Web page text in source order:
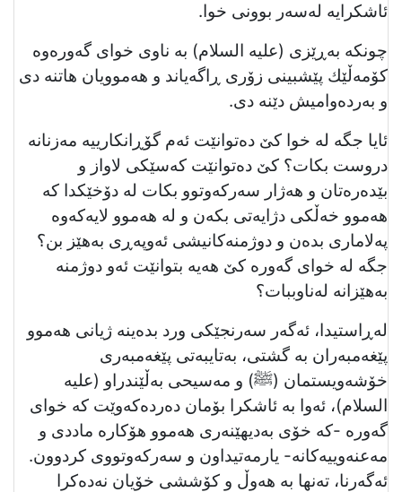
ئاشکرایە لەسەر بوونی خوا.
چونکە بەڕێزی (علیه السلام) بە ناوی خوای گەورەوە
كۆمەڵێك پێشبینی زۆری ڕاگەیاند و هەموویان هاتنە دی
و بەردەوامیش دێنە دی.
ئایا جگە لە خوا کێ دەتوانێت ئەم گۆڕانکارییە مەزنانە
دروست بکات؟ کێ دەتوانێت کەسێکی لاواز و
بێدەرەتان و هەژار سەرکەوتوو بکات لە دۆخێکدا کە
هەموو خەڵکی دژایەتی بکەن و لە هەموو لایەکەوە
پەلاماری بدەن و دوژمنەکانیشی ئەوپەڕی بەهێز بن؟
جگە لە خوای گەورە کێ هەیە بتوانێت ئەو دوژمنە
بەهێزانە لەناوببات؟
لەڕاستیدا، ئەگەر سەرنجێکی ورد بدەینە ژیانی هەموو
پێغەمبەران بە گشتی، بەتایبەتی پێغەمبەری
خۆشەویستمان (ﷺ) و مەسیحی بەڵێندراو (علیه
السلام)، ئەوا بە ئاشکرا بۆمان دەردەکەوێت کە خوای
گەورە -کە خۆی بەدیهێنەری هەموو هۆکارە ماددی و
مەعنەوییەکانە- یارمەتیداون و سەرکەوتووی کردوون.
ئەگەرنا، تەنها بە هەوڵ و کۆششی خۆیان نەدەکرا